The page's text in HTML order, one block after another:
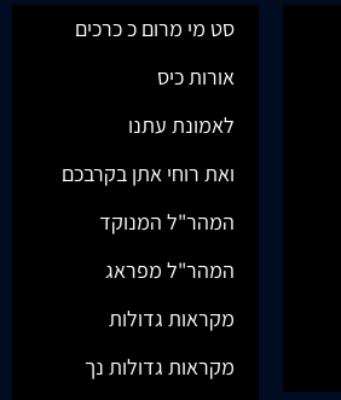
סט מי מרום כ כרכים
אורות כיס
לאמונת עתנו
ואת רוחי אתן בקרבכם
המהר"ל המנוקד
המהר"ל מפראג
מקראות גדולות
מקראות גדולות נך